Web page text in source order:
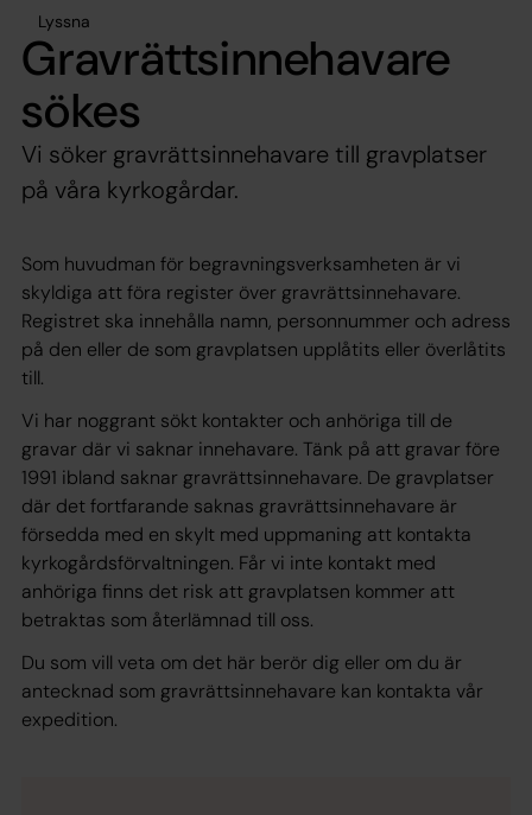
Lyssna
Gravrättsinnehavare
sökes
Vi söker gravrättsinnehavare till gravplatser
på våra kyrkogårdar.
Som huvudman för begravningsverksamheten är vi
skyldiga att föra register över gravrättsinnehavare.
Registret ska innehålla namn, personnummer och adress
på den eller de som gravplatsen upplåtits eller överlåtits
till.
Vi har noggrant sökt kontakter och anhöriga till de
gravar där vi saknar innehavare. Tänk på att gravar före
1991 ibland saknar gravrättsinnehavare. De gravplatser
där det fortfarande saknas gravrättsinnehavare är
försedda med en skylt med uppmaning att kontakta
kyrkogårdsförvaltningen. Får vi inte kontakt med
anhöriga finns det risk att gravplatsen kommer att
betraktas som återlämnad till oss.
Du som vill veta om det här berör dig eller om du är
antecknad som gravrättsinnehavare kan kontakta vår
expedition.